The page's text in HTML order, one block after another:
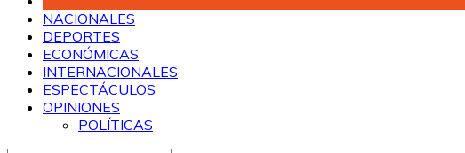
NACIONALES
DEPORTES
ECONÓMICAS
INTERNACIONALES
ESPECTÁCULOS
OPINIONES
POLÍTICAS